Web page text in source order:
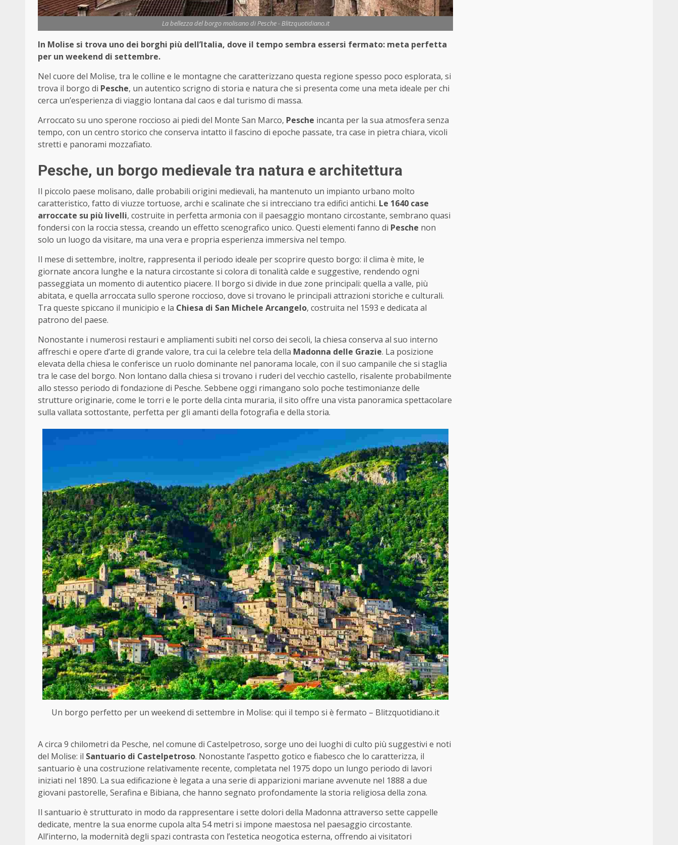
La bellezza del borgo molisano di Pesche - Blitzquotidiano.it
In Molise si trova uno dei borghi più dell’Italia, dove il tempo sembra essersi fermato: meta perfetta
per un weekend di settembre.
Nel cuore del Molise, tra le colline e le montagne che caratterizzano questa regione spesso poco esplorata, si
trova il borgo di Pesche, un autentico scrigno di storia e natura che si presenta come una meta ideale per chi
cerca un’esperienza di viaggio lontana dal caos e dal turismo di massa.
Arroccato su uno sperone roccioso ai piedi del Monte San Marco, Pesche incanta per la sua atmosfera senza
tempo, con un centro storico che conserva intatto il fascino di epoche passate, tra case in pietra chiara, vicoli
stretti e panorami mozzafiato.
Pesche, un borgo medievale tra natura e architettura
Il piccolo paese molisano, dalle probabili origini medievali, ha mantenuto un impianto urbano molto
caratteristico, fatto di viuzze tortuose, archi e scalinate che si intrecciano tra edifici antichi. Le 1640 case
arroccate su più livelli, costruite in perfetta armonia con il paesaggio montano circostante, sembrano quasi
fondersi con la roccia stessa, creando un effetto scenografico unico. Questi elementi fanno di Pesche non
solo un luogo da visitare, ma una vera e propria esperienza immersiva nel tempo.
Il mese di settembre, inoltre, rappresenta il periodo ideale per scoprire questo borgo: il clima è mite, le
giornate ancora lunghe e la natura circostante si colora di tonalità calde e suggestive, rendendo ogni
passeggiata un momento di autentico piacere. Il borgo si divide in due zone principali: quella a valle, più
abitata, e quella arroccata sullo sperone roccioso, dove si trovano le principali attrazioni storiche e culturali.
Tra queste spiccano il municipio e la Chiesa di San Michele Arcangelo, costruita nel 1593 e dedicata al
patrono del paese.
Nonostante i numerosi restauri e ampliamenti subiti nel corso dei secoli, la chiesa conserva al suo interno
affreschi e opere d’arte di grande valore, tra cui la celebre tela della Madonna delle Grazie. La posizione
elevata della chiesa le conferisce un ruolo dominante nel panorama locale, con il suo campanile che si staglia
tra le case del borgo. Non lontano dalla chiesa si trovano i ruderi del vecchio castello, risalente probabilmente
allo stesso periodo di fondazione di Pesche. Sebbene oggi rimangano solo poche testimonianze delle
strutture originarie, come le torri e le porte della cinta muraria, il sito offre una vista panoramica spettacolare
sulla vallata sottostante, perfetta per gli amanti della fotografia e della storia.
Un borgo perfetto per un weekend di settembre in Molise: qui il tempo si è fermato – Blitzquotidiano.it
A circa 9 chilometri da Pesche, nel comune di Castelpetroso, sorge uno dei luoghi di culto più suggestivi e noti
del Molise: il Santuario di Castelpetroso. Nonostante l’aspetto gotico e fiabesco che lo caratterizza, il
santuario è una costruzione relativamente recente, completata nel 1975 dopo un lungo periodo di lavori
iniziati nel 1890. La sua edificazione è legata a una serie di apparizioni mariane avvenute nel 1888 a due
giovani pastorelle, Serafina e Bibiana, che hanno segnato profondamente la storia religiosa della zona.
Il santuario è strutturato in modo da rappresentare i sette dolori della Madonna attraverso sette cappelle
dedicate, mentre la sua enorme cupola alta 54 metri si impone maestosa nel paesaggio circostante.
All’interno, la modernità degli spazi contrasta con l’estetica neogotica esterna, offrendo ai visitatori